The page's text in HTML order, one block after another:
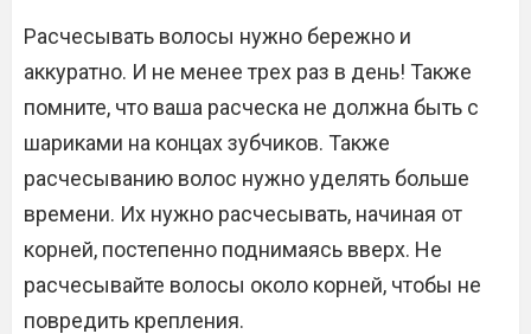
Расчесывать волосы нужно бережно и
аккуратно. И не менее трех раз в день! Также
помните, что ваша расческа не должна быть с
шариками на концах зубчиков. Также
расчесыванию волос нужно уделять больше
времени. Их нужно расчесывать, начиная от
корней, постепенно поднимаясь вверх. Не
расчесывайте волосы около корней, чтобы не
повредить крепления.